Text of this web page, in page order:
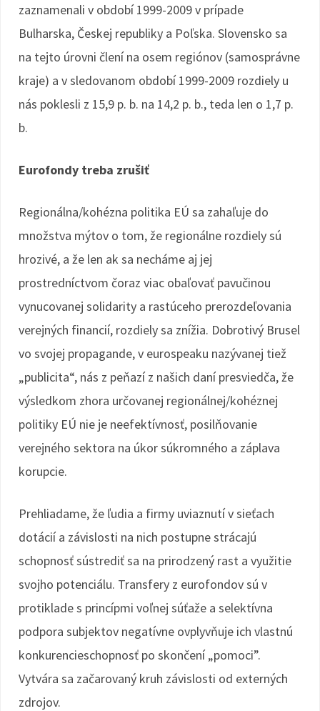
zaznamenali v období 1999-2009 v prípade
Bulharska, Českej republiky a Poľska. Slovensko sa
na tejto úrovni člení na osem regiónov (samosprávne
kraje) a v sledovanom období 1999-2009 rozdiely u
nás poklesli z 15,9 p. b. na 14,2 p. b., teda len o 1,7 p.
b.
Eurofondy treba zrušiť
Regionálna/kohézna politika EÚ sa zahaľuje do
množstva mýtov o tom, že regionálne rozdiely sú
hrozivé, a že len ak sa necháme aj jej
prostredníctvom čoraz viac obaľovať pavučinou
vynucovanej solidarity a rastúceho prerozdeľovania
verejných financií, rozdiely sa znížia. Dobrotivý Brusel
vo svojej propagande, v eurospeaku nazývanej tiež
„publicita“, nás z peňazí z našich daní presviedča, že
výsledkom zhora určovanej regionálnej/kohéznej
politiky EÚ nie je neefektívnosť, posilňovanie
verejného sektora na úkor súkromného a záplava
korupcie.
Prehliadame, že ľudia a firmy uviaznutí v sieťach
dotácií a závislosti na nich postupne strácajú
schopnosť sústrediť sa na prirodzený rast a využitie
svojho potenciálu. Transfery z eurofondov sú v
protiklade s princípmi voľnej súťaže a selektívna
podpora subjektov negatívne ovplyvňuje ich vlastnú
konkurencieschopnosť po skončení „pomoci”.
Vytvára sa začarovaný kruh závislosti od externých
zdrojov.